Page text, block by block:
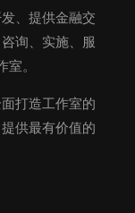
、提供金融交
询、实施、服
。
打造工作室的
供最有价值的